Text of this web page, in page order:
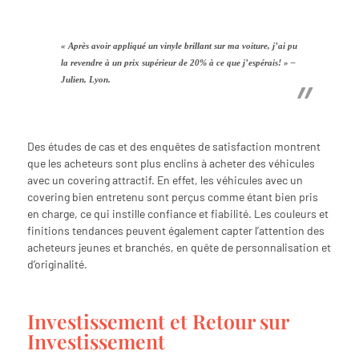
« Après avoir appliqué un vinyle brillant sur ma voiture, j’ai pu
la revendre à un prix supérieur de 20% à ce que j’espérais! » –
Julien, Lyon.
Des études de cas et des enquêtes de satisfaction montrent
que les acheteurs sont plus enclins à acheter des véhicules
avec un covering attractif. En effet, les véhicules avec un
covering bien entretenu sont perçus comme étant bien pris
en charge, ce qui instille confiance et fiabilité. Les couleurs et
finitions tendances peuvent également capter l’attention des
acheteurs jeunes et branchés, en quête de personnalisation et
d’originalité.
Investissement et Retour sur
Investissement